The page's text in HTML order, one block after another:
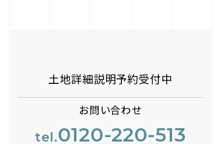
土地詳細説明予約受付中
お問い合わせ
tel.0120-220-513